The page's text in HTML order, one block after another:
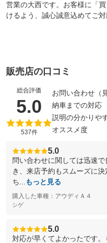
営業の大西です。お客様に「
けるよう、誠心誠意込めてご対
販売店の口コミ
総合評価
5.0 （5点
537件
お問い合わせ（
納車までの対応
説明の分かりや
オススメ度
5.0
問い合わせに関しては迅速
き、来店予約もスムーズに
ち...
もっと見る
購入した車種：アウディＡ４
シゲ
5.0
対応が早くてよかったです。